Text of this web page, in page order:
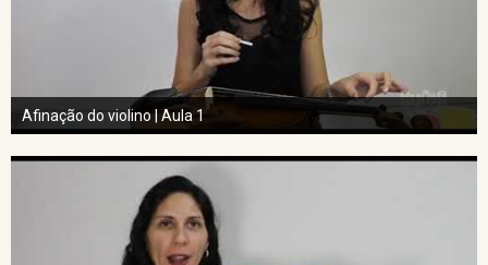
Afinação do violino | Aula 1